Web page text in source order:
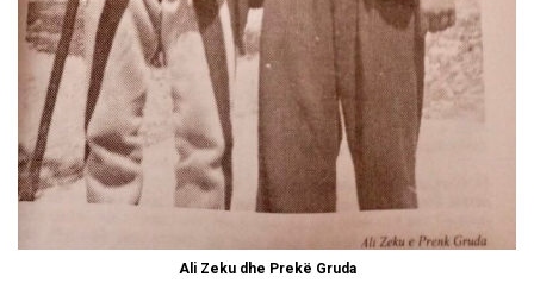
Ali Zeku dhe Prekë Gruda